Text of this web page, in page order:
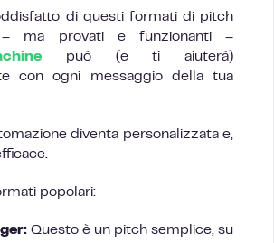
di questi formati di pitch
– ma provati e funzionanti –
può (e ti aiuterà)
con ogni messaggio della tua
diventa personalizzata e,
popolari:
Questo è un pitch semplice, su